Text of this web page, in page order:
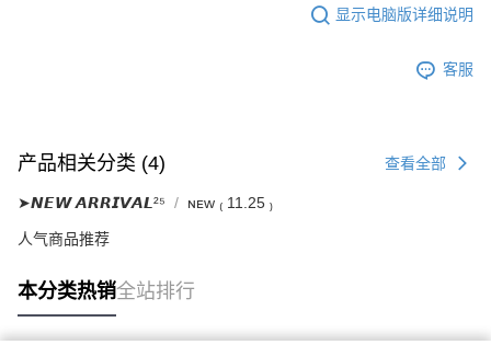
显示电脑版详细说明
客服
产品相关分类 (4) 查看全部
➤𝙉𝙀𝙒 𝘼𝙍𝙍𝙄𝙑𝘼𝙇²⁵ ɴᴇᴡ ₍ 11.25 ₎
人气商品推荐
本分类热销全站排行